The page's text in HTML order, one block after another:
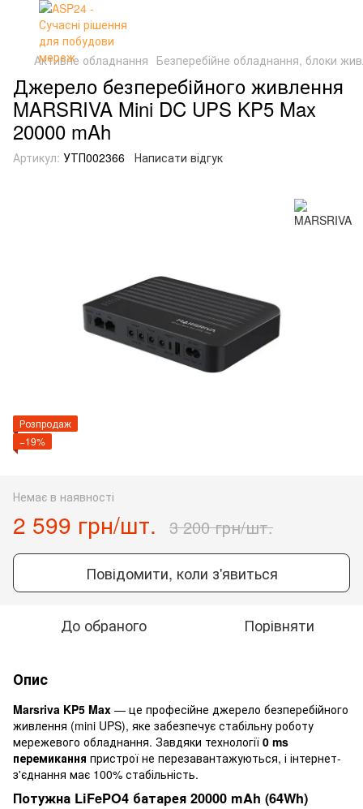
Активне обладнання Безперебійне обладнання, блоки
Джерело безперебійного живлення
MARSRIVA Mini DC UPS KP5 Max
20000 mAh
Артикул: УТП002366 Написати відгук
Розпродаж
−19%
Немає в наявності
2 599 грн/шт. 3 200 грн/шт.
Повідомити, коли з'явиться
До обраного Порівняти
Опис
Marsriva KP5 Max — це професійне джерело безперебійного
живлення (mini UPS), яке забезпечує стабільну роботу
мережевого обладнання. Завдяки технології 0 ms
перемикання пристрої не перезавантажуються, і інтернет-
з'єднання має 100% стабільність.
Потужна LiFePO4 батарея 20000 mAh (64Wh)